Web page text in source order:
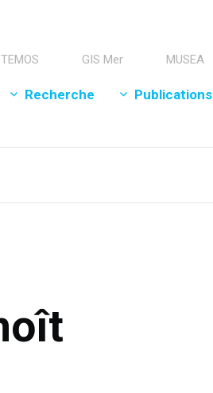
GIS Mer MUSEA
Recherche Publications